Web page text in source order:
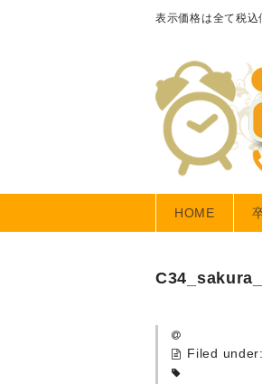
表示価格は全て税
HOME
Filed under: